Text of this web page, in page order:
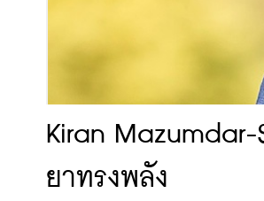
Kiran
ยาทรงพลัง